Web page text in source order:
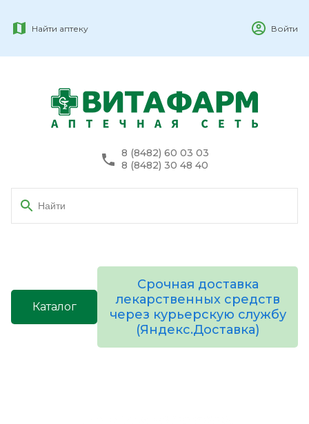
Найти аптеку Войти
8 (8482) 60 03 03
8 (8482) 30 48 40
Каталог
Срочная доставка
лекарственных средств
через курьерскую службу
(Яндекс.Доставка)